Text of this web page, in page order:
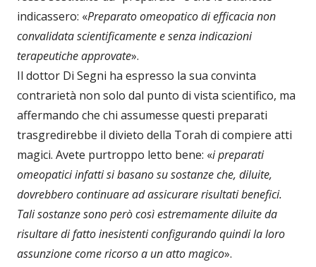
indicassero: «Preparato omeopatico di efficacia non
convalidata scientificamente e senza indicazioni
terapeutiche approvate».
Il dottor Di Segni ha espresso la sua convinta
contrarietà non solo dal punto di vista scientifico, ma
affermando che chi assumesse questi preparati
trasgredirebbe il divieto della Torah di compiere atti
magici. Avete purtroppo letto bene: «i preparati
omeopatici infatti si basano su sostanze che, diluite,
dovrebbero continuare ad assicurare risultati benefici.
Tali sostanze sono però così estremamente diluite da
risultare di fatto inesistenti configurando quindi la loro
assunzione come ricorso a un atto magico».